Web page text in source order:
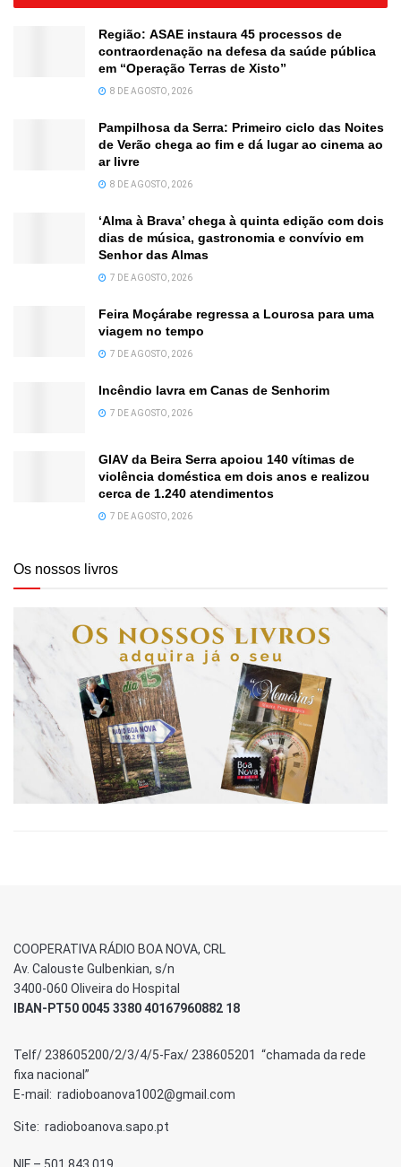
Região: ASAE instaura 45 processos de
contraordenação na defesa da saúde pública
em “Operação Terras de Xisto”
8 DE AGOSTO, 2026
Pampilhosa da Serra: Primeiro ciclo das Noites
de Verão chega ao fim e dá lugar ao cinema ao
ar livre
8 DE AGOSTO, 2026
‘Alma à Brava’ chega à quinta edição com dois
dias de música, gastronomia e convívio em
Senhor das Almas
7 DE AGOSTO, 2026
Feira Moçárabe regressa a Lourosa para uma
viagem no tempo
7 DE AGOSTO, 2026
Incêndio lavra em Canas de Senhorim
7 DE AGOSTO, 2026
GIAV da Beira Serra apoiou 140 vítimas de
violência doméstica em dois anos e realizou
cerca de 1.240 atendimentos
7 DE AGOSTO, 2026
Os nossos livros
COOPERATIVA RÁDIO BOA NOVA, CRL
Av. Calouste Gulbenkian, s/n
3400-060 Oliveira do Hospital
IBAN-PT50 0045 3380 40167960882 18
Telf/ 238605200/2/3/4/5-Fax/ 238605201 “chamada da rede
fixa nacional”
E-mail: radioboanova1002@gmail.com
Site: radioboanova.sapo.pt
NIF – 501 843 019